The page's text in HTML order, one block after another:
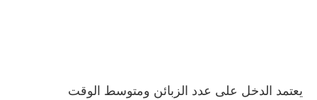
يعتمد الدخل على عدد الزبائن ومتوسط الوقت